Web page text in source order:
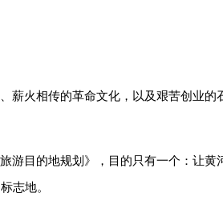
薪火相传的革命文化，以及艰苦创业的
游目的地规划》，目的只有一个：让黄
志地。